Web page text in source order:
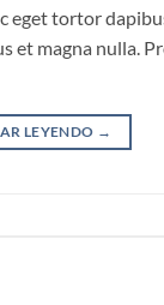
tortor
et magna nulla.
LEYENDO →